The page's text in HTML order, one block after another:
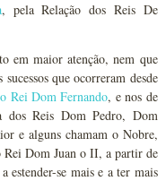
, pela Relação dos Reis De
em maior atenção, nem que
que ocorreram desde
Rei Dom Fernando, e nos de
dos Reis Dom Pedro, Dom
e alguns chamam o Nobre,
Dom Juan o II, a partir de
estender-se mais e a ter mais